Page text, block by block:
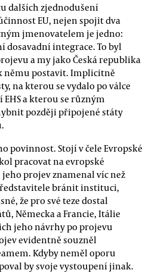
dalších zjednodušení
EU, nejen spojit dva
jmenovatelem je jedno:
integrace. To byl
a my jako Česká republika
němu postavit. Implicitně
na kterou se vydalo po válce
a kterou se různým
později připojené státy
povinnost. Stojí v čele Evropské
pracovat na evropské
projev znamenal víc než
bránit instituci,
že pro své teze dostal
Německa a Francie, Itálie
jeho návrhy po projevu
evidentně souzněl
Kdyby neměl oporu
by svoje vystoupení jinak.